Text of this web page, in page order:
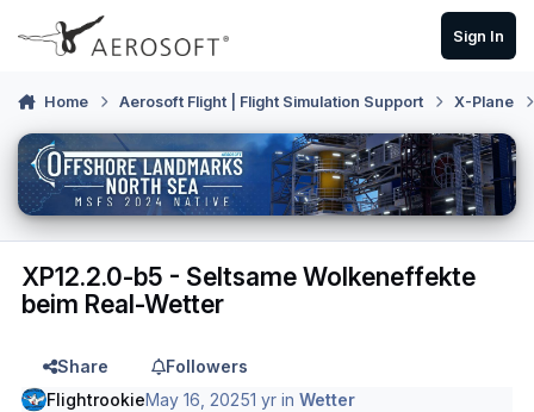
Skip to content
Sign In
Home Aerosoft Flight | Flight Simulation Support X-Plane
XP12.2.0-b5 - Seltsame Wolkeneffekte
beim Real-Wetter
Share
Followers
FlightrookieMay 16, 20251 yr inWetter